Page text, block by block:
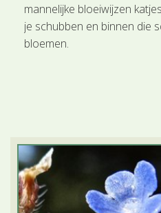
mannelijke bloeiwijzen
je schubben en binnen die
bloemen.